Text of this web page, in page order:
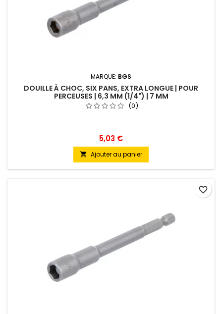
MARQUE: BGS
DOUILLE À CHOC, SIX PANS, EXTRA LONGUE | POUR
PERCEUSES | 6,3 MM (1/4") | 7 MM
(0)
5,03 €
 Ajouter au panier
favorite_border